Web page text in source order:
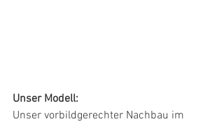
Unser Modell:
Unser vorbildgerechter Nachbau im